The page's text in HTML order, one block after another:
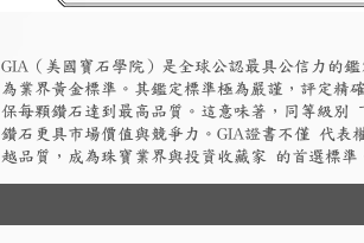
GIA（美國寶石學院）是全球公認最具公信力的
為業界黃金標準。其鑑定標準極為嚴謹，評定精
保每顆鑽石達到最高品質。這意味著，同等級別
鑽石更具市場價值與競爭力。GIA證書不僅 代表
越品質，成為珠寶業界與投資收藏家 的首選標準